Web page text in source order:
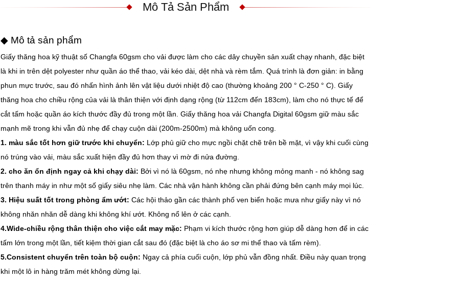
Mô Tả Sản Phẩm
◆ Mô tả sản phẩm
Giấy thăng hoa kỹ thuật số Changfa 60gsm cho vải được làm cho các dây chuyền sản xuất chạy nhanh, đặc biệt
là khi in trên dệt polyester như quần áo thể thao, vải kéo dài, dệt nhà và rèm tắm. Quá trình là đơn giản: in bằng
phun mực trước, sau đó nhấn hình ảnh lên vật liệu dưới nhiệt độ cao (thường khoảng 200 ° C-250 ° C). Giấy
thăng hoa cho chiều rộng của vải là thân thiện với định dạng rộng (từ 112cm đến 183cm), làm cho nó thực tế để
cắt tấm hoặc quần áo kích thước đầy đủ trong một lần. Giấy thăng hoa vải Changfa Digital 60gsm giữ màu sắc
mạnh mẽ trong khi vẫn đủ nhẹ để chạy cuộn dài (200m-2500m) mà không uốn cong.
1. màu sắc tốt hơn giữ trước khi chuyển: Lớp phủ giữ cho mực ngồi chặt chẽ trên bề mặt, vì vậy khi cuối cùng
nó trúng vào vải, màu sắc xuất hiện đầy đủ hơn thay vì mờ đi nửa đường.
2. cho ăn ổn định ngay cả khi chạy dài: Bởi vì nó là 60gsm, nó nhẹ nhưng không mỏng manh - nó không sag
trên thanh máy in như một số giấy siêu nhẹ làm. Các nhà vận hành không cần phải đứng bên cạnh máy mọi lúc.
3. Hiệu suất tốt trong phòng ẩm ướt: Các hội thảo gần các thành phố ven biển hoặc mưa như giấy này vì nó
không nhăn nhăn dễ dàng khi không khí ướt. Không nổ lên ở các cạnh.
4.Wide-chiều rộng thân thiện cho việc cắt may mặc: Phạm vi kích thước rộng hơn giúp dễ dàng hơn để in các
tấm lớn trong một lần, tiết kiệm thời gian cắt sau đó (đặc biệt là cho áo sơ mi thể thao và tấm rèm).
5.Consistent chuyển trên toàn bộ cuộn: Ngay cả phía cuối cuộn, lớp phủ vẫn đồng nhất. Điều này quan trọng
khi một lô in hàng trăm mét không dừng lại.